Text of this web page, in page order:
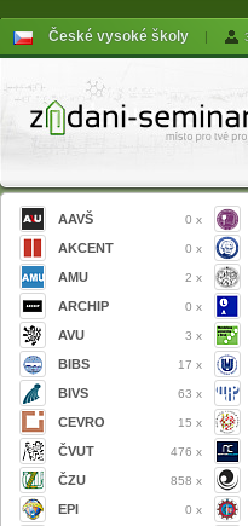
České vysoké školy |
AAVŠ 0 x
AKCENT 0 x
AMU 2 x
ARCHIP 0 x
AVU 3 x
BIBS 17 x
BIVS 63 x
CEVRO 15 x
ČVUT 476 x
ČZU 858 x
EPI 0 x